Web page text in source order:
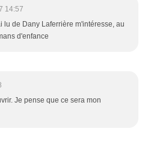
14:57
lu de Dany Laferrière m'intéresse, au
d'enfance
Je pense que ce sera mon